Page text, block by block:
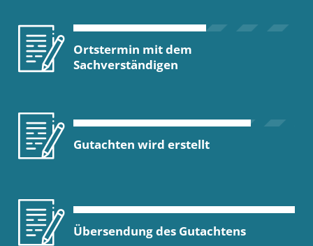
Ortstermin mit dem
Sachverständigen
Gutachten wird erstellt
Übersendung des Gutachtens